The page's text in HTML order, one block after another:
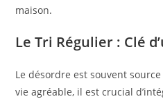
maison.
Le Tri Régulier : Clé
Le désordre est souvent
vie agréable, il est crucial